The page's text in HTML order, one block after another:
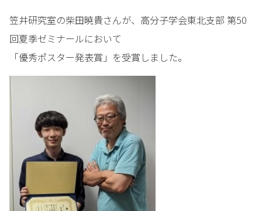
笠井研究室の柴田暁貴さんが、高分子学会東北支部 第50
回夏季ゼミナールにおいて
「優秀ポスター発表賞」を受賞しました。